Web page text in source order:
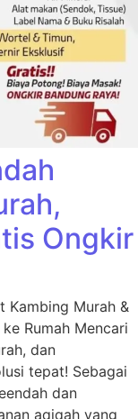
Ongkir
Kambing Murah &
Rumah Mencari
dan
tepat! Sebagai
dan
aqiqah yang